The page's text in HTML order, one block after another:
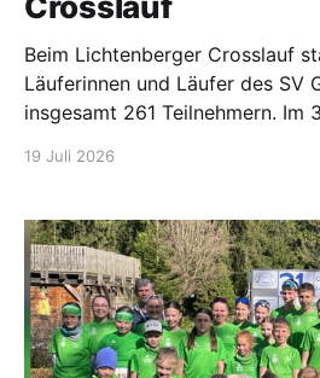
Beim Lichtenberger Crosslauf
Läuferinnen und Läufer des SV
insgesamt 261 Teilnehmern. Im 300-m-Bambinilauf
Schneider in der M5 Vierter.
Buschmann in
19 Juli 2026